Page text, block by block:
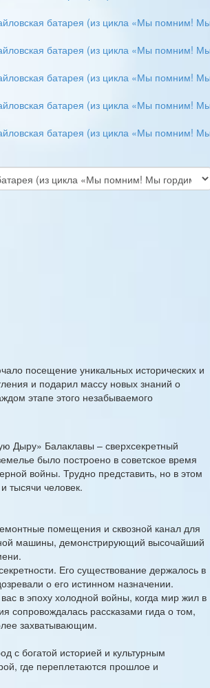
посещение уникальных исторических и
и подарил массу новых знаний о
этапе этого незабываемого
Дыру» Балаклавы – сверхсекретный
было построено в советское время
войны. Трудно представить, но в этом
тысячи человек.
помещения и сквозной канал для
машины, демонстрирующий высочайший
Его существование держалось в
о его истинном назначении.
в эпоху холодной войны, когда мир жил в
сопровождалась рассказами гида о том,
захватывающим.
с богатой историей и культурным
где переплетаются прошлое и